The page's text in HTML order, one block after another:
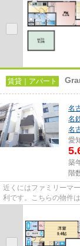
賃貸｜アパート
名
名
名
愛
築
階
近くにはファミリーマ
利です。こちらの物件